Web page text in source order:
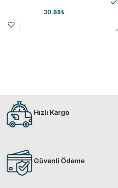
30,88₺
Hızlı Kargo
Güvenli Ödeme